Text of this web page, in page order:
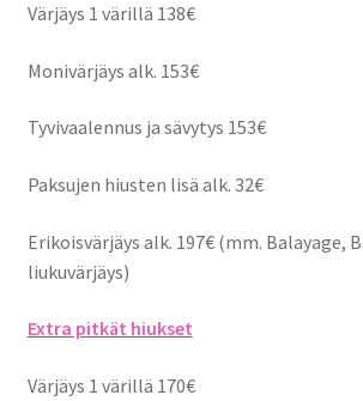
Värjäys 1 värillä 138€
Monivärjäys alk. 153€
Tyvivaalennus ja sävytys 153€
Paksujen hiusten lisä alk. 32€
Erikoisvärjäys alk. 197€ (mm. Balayage,
liukuvärjäys)
Extra pitkät hiukset
Värjäys 1 värillä 170€